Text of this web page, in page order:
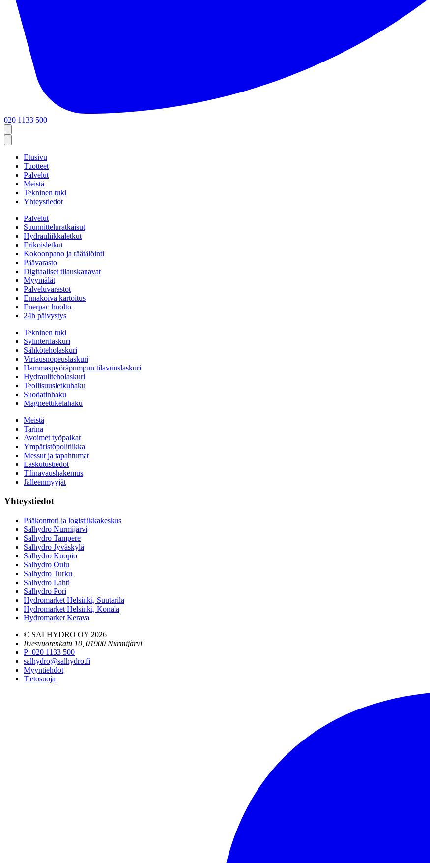
020 1133 500
Etusivu
Tuotteet
Palvelut
Meistä
Tekninen tuki
Yhteystiedot
Palvelut
Suunnitteluratkaisut
Hydrauliikkaletkut
Erikoisletkut
Kokoonpano ja räätälöinti
Päävarasto
Digitaaliset tilauskanavat
Myymälät
Palveluvarastot
Ennakoiva kartoitus
Enerpac-huolto
24h päivystys
Tekninen tuki
Sylinterilaskuri
Sähköteholaskuri
Virtausnopeuslaskuri
Hammaspyöräpumpun tilavuuslaskuri
Hydrauliteholaskuri
Teollisuusletkuhaku
Suodatinhaku
Magneettikelahaku
Meistä
Tarina
Avoimet työpaikat
Ympäristöpolitiikka
Messut ja tapahtumat
Laskutustiedot
Tilinavaushakemus
Jälleenmyyjät
Yhteystiedot
Pääkonttori ja logistiikkakeskus
Salhydro Nurmijärvi
Salhydro Tampere
Salhydro Jyväskylä
Salhydro Kuopio
Salhydro Oulu
Salhydro Turku
Salhydro Lahti
Salhydro Pori
Hydromarket Helsinki, Suutarila
Hydromarket Helsinki, Konala
Hydromarket Kerava
© SALHYDRO OY 2026
Ilvesvuorenkatu 10, 01900 Nurmijärvi
P: 020 1133 500
salhydro@salhydro.fi
Myyntiehdot
Tietosuoja